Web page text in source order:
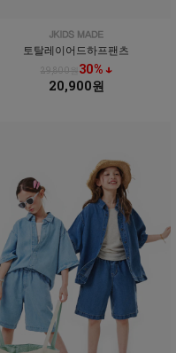
토탈레이어드하프팬츠
29,800원30% ↓
20,900원